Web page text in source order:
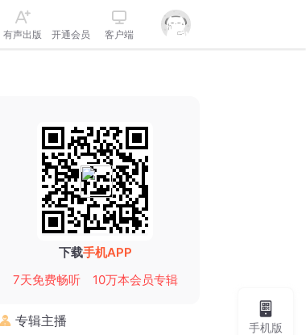
有声出版 开通会员 客户端
下载手机APP
7天免费畅听
10万本会员专辑
专辑主播 手机版